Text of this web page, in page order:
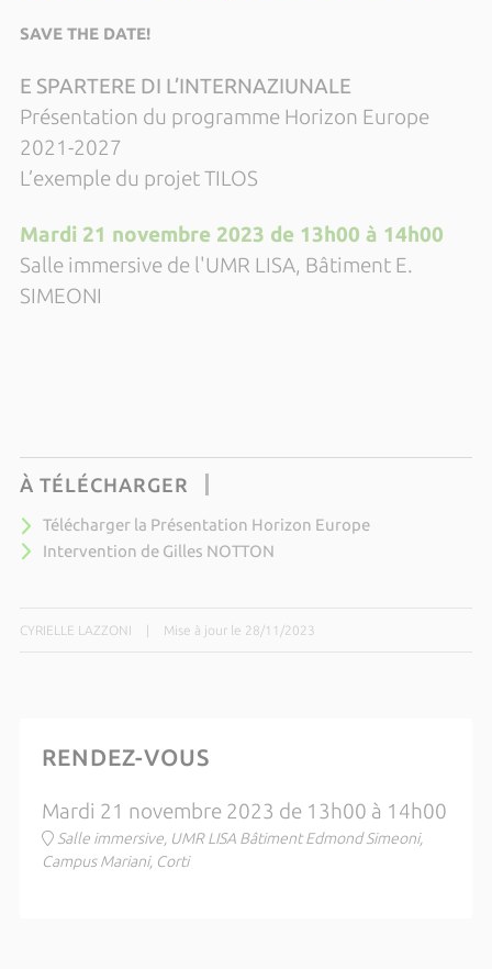
SAVE THE DATE!
E SPARTERE DI L’INTERNAZIUNALE
Présentation du programme Horizon Europe
2021-2027
L’exemple du projet TILOS
Mardi 21 novembre 2023 de 13h00 à 14h00
Salle immersive de l'UMR LISA, Bâtiment E.
SIMEONI
À TÉLÉCHARGER
Télécharger la Présentation Horizon Europe
Intervention de Gilles NOTTON
CYRIELLE LAZZONI Mise à jour le 28/11/2023
RENDEZ-VOUS
Mardi 21 novembre 2023 de 13h00 à 14h00
Salle immersive, UMR LISA Bâtiment Edmond Simeoni,
Campus Mariani, Corti